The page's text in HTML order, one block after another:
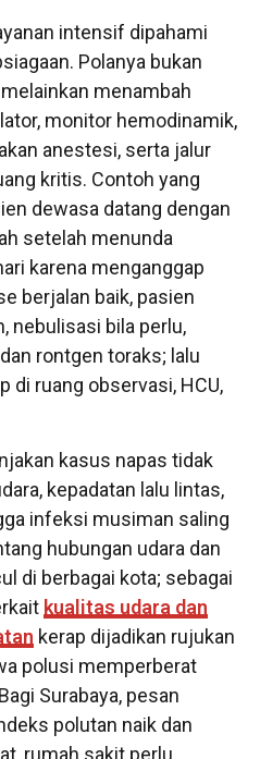
intensif dipahami
Polanya bukan
menambah
monitor hemodinamik,
anestesi, serta jalur
kritis. Contoh yang
dewasa datang dengan
setelah menunda
karena menganggap
berjalan baik, pasien
nebulisasi bila perlu,
rontgen toraks; lalu
di ruang observasi, HCU,
kasus napas tidak
kepadatan lalu lintas,
infeksi musiman saling
hubungan udara dan
di berbagai kota; sebagai
kualitas udara dan
kerap dijadikan rujukan
polusi memperberat
Surabaya, pesan
polutan naik dan
rumah sakit perlu